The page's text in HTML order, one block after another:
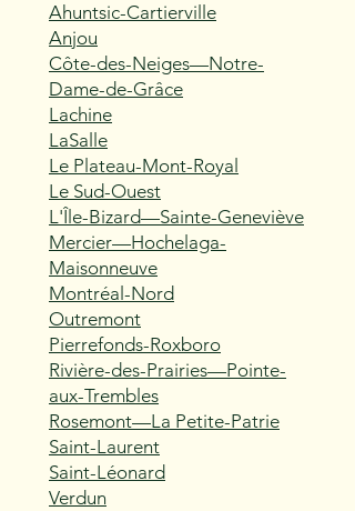
Ahuntsic-Cartierville
Anjou
Côte-des-Neiges—Notre-
Dame-de-Grâce
Lachine
LaSalle
Le Plateau-Mont-Royal
Le Sud-Ouest
L'Île-Bizard—Sainte-Geneviève
Mercier—Hochelaga-
Maisonneuve
Montréal-Nord
Outremont
Pierrefonds-Roxboro
Rivière-des-Prairies—Pointe-
aux-Trembles
Rosemont—La Petite-Patrie
Saint-Laurent
Saint-Léonard
Verdun